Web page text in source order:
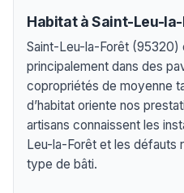
Habitat à Saint-Leu-
Saint-Leu-la-Forêt (95320)
principalement dans des
copropriétés de moyenne
d’habitat oriente nos
artisans connaissent les
Leu-la-Forêt et les défauts
type de bâti.